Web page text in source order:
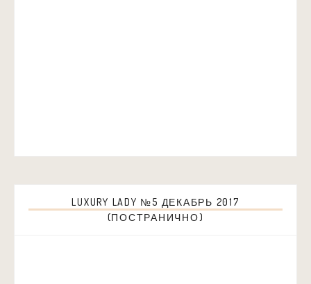
LUXURY LADY №5 ДЕКАБРЬ 2017
(ПОСТРАНИЧНО)